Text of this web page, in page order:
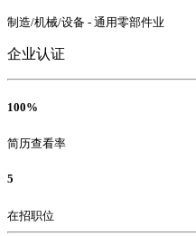
制造/机械/设备 - 通用零部件业
企业认证
100%
简历查看率
5
在招职位